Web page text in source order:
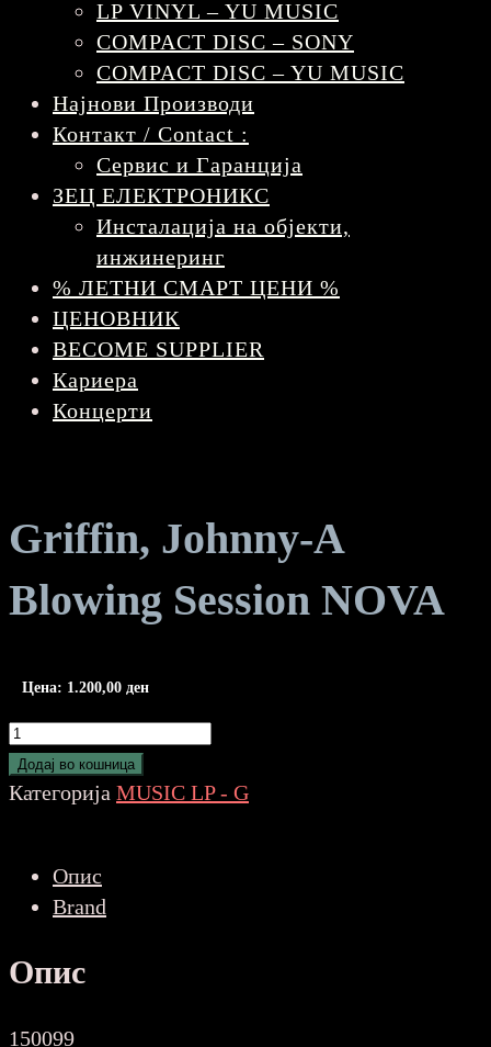
LP VINYL – YU MUSIC
COMPACT DISC – SONY
COMPACT DISC – YU MUSIC
Најнови Производи
Контакт / Contact :
Сервис и Гаранција
ЗЕЦ ЕЛЕКТРОНИКС
Инсталација на објекти,
инжинеринг
% ЛЕТНИ СМАРТ ЦЕНИ %
ЦЕНОВНИК
BECOME SUPPLIER
Кариера
Концерти
Griffin, Johnny-A
Blowing Session NOVA
Цена: 1.200,00 ден
Griffin,
Johnny-
A
NOVA
количина
Додај во кошница
Категорија MUSIC LP - G
Опис
Brand
Опис
150099